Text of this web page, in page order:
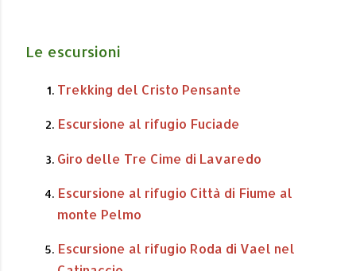
Le escursioni
Trekking del Cristo Pensante
Escursione al rifugio Fuciade
Giro delle Tre Cime di Lavaredo
Escursione al rifugio Città di Fiume al
monte Pelmo
Escursione al rifugio Roda di Vael nel